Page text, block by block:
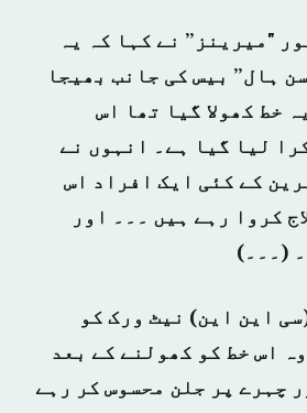
"میرینز” نے کہا کہ یہ
ہال” بیس کی جانب بھیجا
خط کھولا گیا تھا اس
لیا گیا ہے۔ انہوں نے
کے کئی ایک افراد اس
کروا رہے ہیں ۔۔۔ اور
(۔۔۔)
این این) نیٹ ورک کو
اس خط کو کھولنے کے بعد
چہرے پر جلن محسوس کر رہے